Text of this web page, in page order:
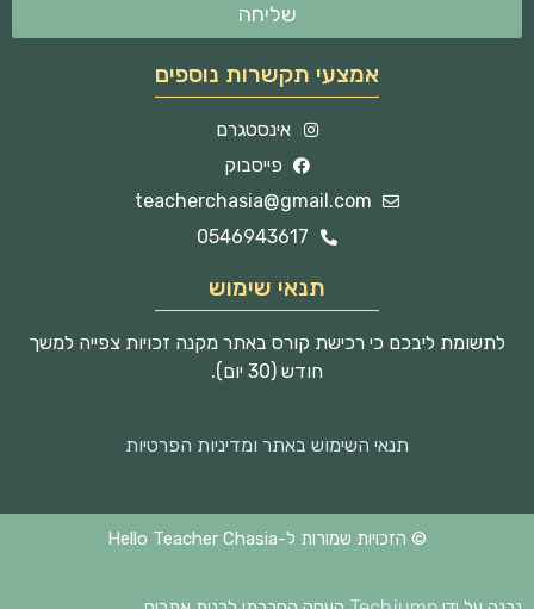
שליחה
אמצעי תקשרות נוספים
אינסטגרם
פייסבוק
teacherchasia@gmail.com
0546943617
תנאי שימוש
לתשומת ליבכם כי רכישת קורס באתר מקנה זכויות צפייה למשך
חודש (30 יום).
תנאי השימוש באתר ומדיניות הפרטיות
© הזכויות שמורות ל-Hello Teacher Chasia